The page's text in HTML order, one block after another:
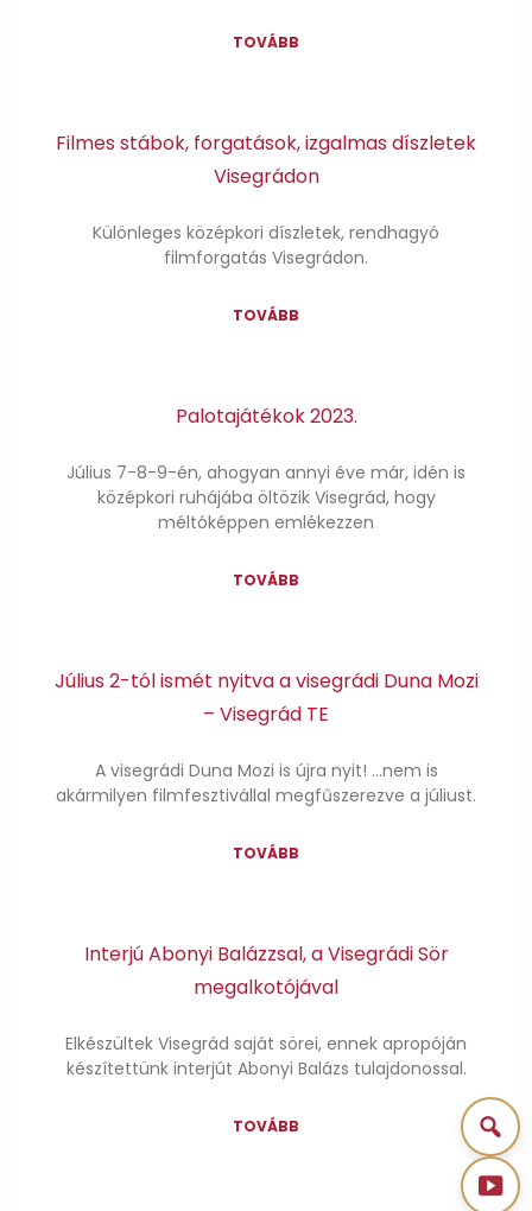
TOVÁBB
Filmes stábok, forgatások, izgalmas díszletek
Visegrádon
Különleges középkori díszletek, rendhagyó
filmforgatás Visegrádon.
TOVÁBB
Palotajátékok 2023.
Július 7-8-9-én, ahogyan annyi éve már, idén is
középkori ruhájába öltözik Visegrád, hogy
méltóképpen emlékezzen
TOVÁBB
Július 2-tól ismét nyitva a visegrádi Duna Mozi
– Visegrád TE
A visegrádi Duna Mozi is újra nyit! …nem is
akármilyen filmfesztivállal megfűszerezve a júliust.
TOVÁBB
Interjú Abonyi Balázzsal, a Visegrádi Sör
megalkotójával
Elkészültek Visegrád saját sörei, ennek apropóján
készítettünk interjút Abonyi Balázs tulajdonossal.
TOVÁBB